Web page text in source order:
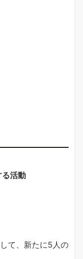
る活動
て、新たに5人の